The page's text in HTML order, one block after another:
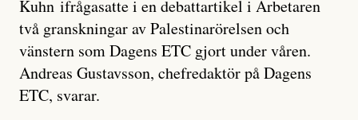
Kuhn ifrågasatte i en debattartikel i Arbetaren
två granskningar av Palestinarörelsen och
vänstern som Dagens ETC gjort under våren.
Andreas Gustavsson, chefredaktör på Dagens
ETC, svarar.